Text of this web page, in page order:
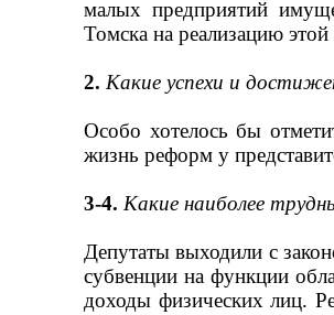
малых предприятий
Томска на реализацию
2. Какие успехи и
Особо хотелось бы
жизнь реформ у
3-4. Какие наиболее
Депутаты выходили с
субвенции на функции
доходы физических лиц.